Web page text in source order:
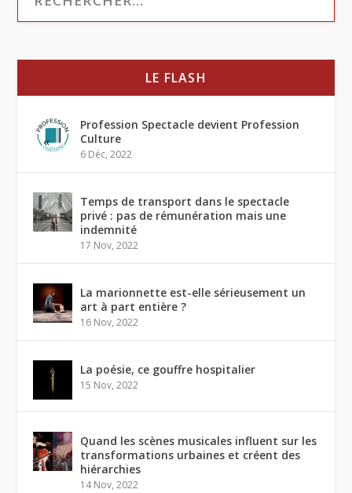
LE FLASH
Profession Spectacle devient Profession
Culture
6 Déc, 2022
Temps de transport dans le spectacle
privé : pas de rémunération mais une
indemnité
17 Nov, 2022
La marionnette est-elle sérieusement un
art à part entière ?
16 Nov, 2022
La poésie, ce gouffre hospitalier
15 Nov, 2022
Quand les scènes musicales influent sur les
transformations urbaines et créent des
hiérarchies
14 Nov, 2022